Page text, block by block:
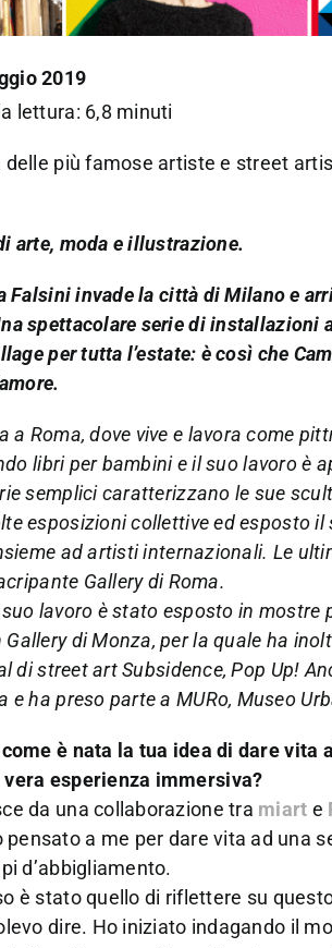
2019
lettura: 6,8 minuti
delle più famose artiste e street
arte, moda e illustrazione.
Falsini invade la città di Milano e
spettacolare serie di
per tutta l’estate: è così che
a Roma, dove vive e lavora come
libri per bambini e il suo lavoro è
semplici caratterizzano le sue
esposizioni collettive ed esposto
ad artisti internazionali. Le
Gallery di Roma.
lavoro è stato esposto in
Gallery di Monza, per la quale ha
di street art Subsidence, Pop Up!
e ha preso parte a MURo, Museo
è nata la tua idea di dare vita
esperienza immersiva?
da una collaborazione tra miart e
pensato a me per dare vita ad una
d’abbigliamento.
è stato quello di riflettere su
dire. Ho iniziato indagando il